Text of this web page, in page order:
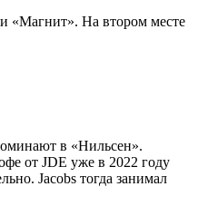
«Магнит». На втором месте
в «Нильсен».
от JDE уже в 2022 году
Jacobs тогда занимал